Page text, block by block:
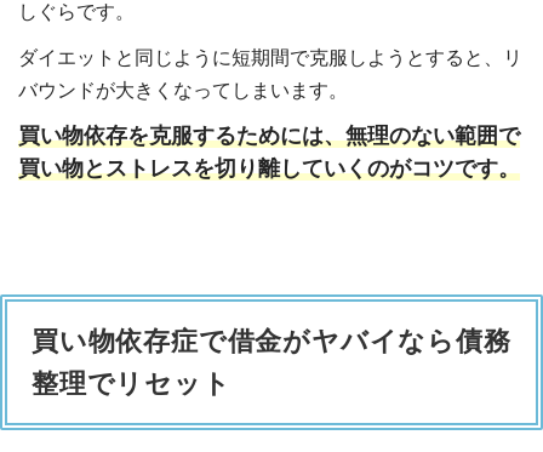
しぐらです。
ダイエットと同じように短期間で克服しようとすると、リ
バウンドが大きくなってしまいます。
買い物依存を克服するためには、無理のない範囲で
買い物とストレスを切り離していくのがコツです。
買い物依存症で借金がヤバイなら債務
整理でリセット